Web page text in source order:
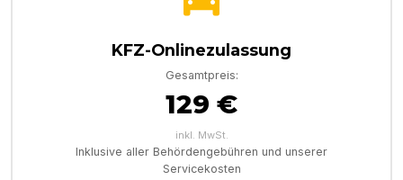
KFZ-Onlinezulassung
Gesamtpreis:
129 €
inkl. MwSt.
Inklusive aller Behördengebühren und unserer
Servicekosten